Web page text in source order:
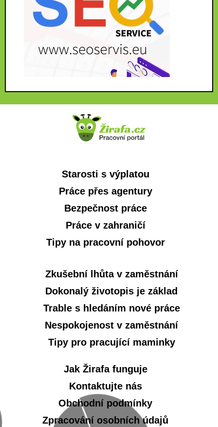
Starosti s výplatou
Práce přes agentury
Bezpečnost práce
Práce v zahraničí
Tipy na pracovní pohovor
Zkušební lhůta v zaměstnání
Dokonalý životopis je základ
Trable s hledáním nové práce
Nespokojenost v zaměstnání
Tipy pro pracující maminky
Jak Žirafa funguje
Kontaktujte nás
Obchodní podmínky
Zpracování osobních údajů